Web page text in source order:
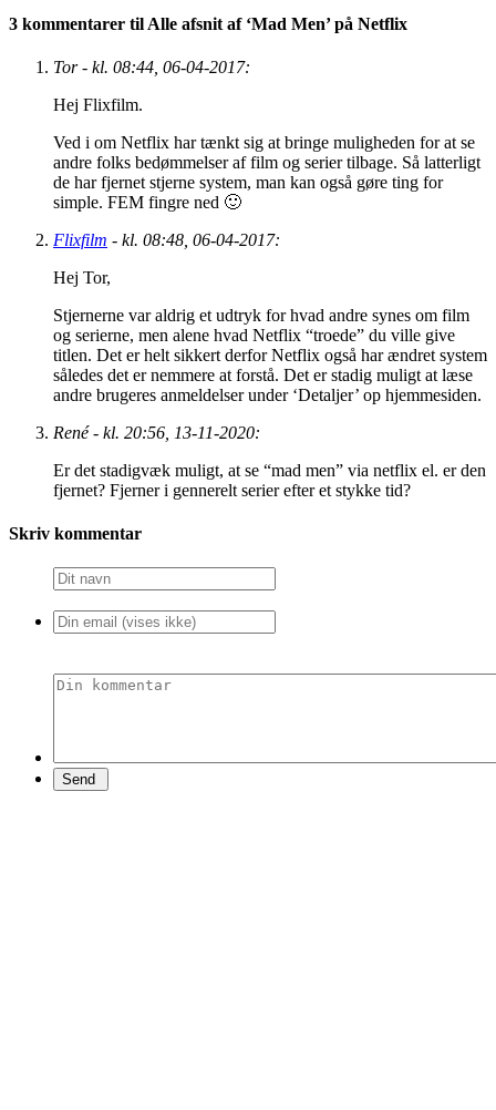
3 kommentarer til Alle afsnit af ‘Mad Men’ på Netflix
Tor - kl. 08:44, 06-04-2017:
Hej Flixfilm.
Ved i om Netflix har tænkt sig at bringe muligheden for at se
andre folks bedømmelser af film og serier tilbage. Så latterligt
de har fjernet stjerne system, man kan også gøre ting for
simple. FEM fingre ned 🙂
Flixfilm - kl. 08:48, 06-04-2017:
Hej Tor,
Stjernerne var aldrig et udtryk for hvad andre synes om film
og serierne, men alene hvad Netflix “troede” du ville give
titlen. Det er helt sikkert derfor Netflix også har ændret system
således det er nemmere at forstå. Det er stadig muligt at læse
andre brugeres anmeldelser under ‘Detaljer’ op hjemmesiden.
René - kl. 20:56, 13-11-2020:
Er det stadigvæk muligt, at se “mad men” via netflix el. er den
fjernet? Fjerner i gennerelt serier efter et stykke tid?
Skriv kommentar